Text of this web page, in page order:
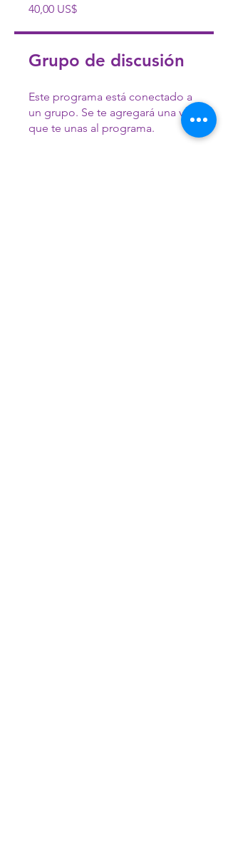
40,00 US$
Grupo de discusión
Este programa está conectado a
un grupo. Se te agregará una vez
que te unas al programa.